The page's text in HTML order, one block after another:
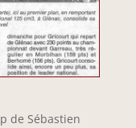
de Sébastien